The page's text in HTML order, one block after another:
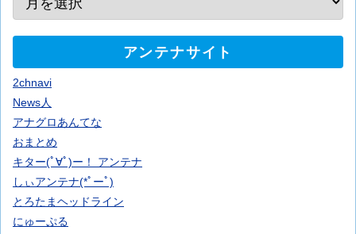
アンテナサイト
2chnavi
News人
アナグロあんてな
おまとめ
キター(ﾟ∀ﾟ)ー！ アンテナ
しぃアンテナ(*ﾟーﾟ)
とろたまヘッドライン
にゅーぷる